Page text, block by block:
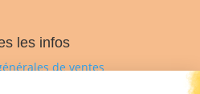
les infos
de ventes